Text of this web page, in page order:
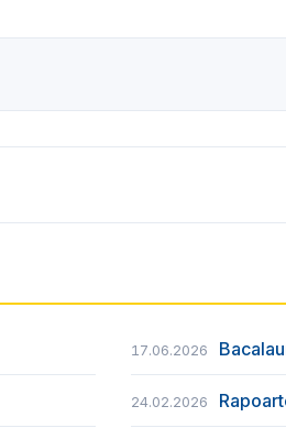
17.06.2026
24.02.2026